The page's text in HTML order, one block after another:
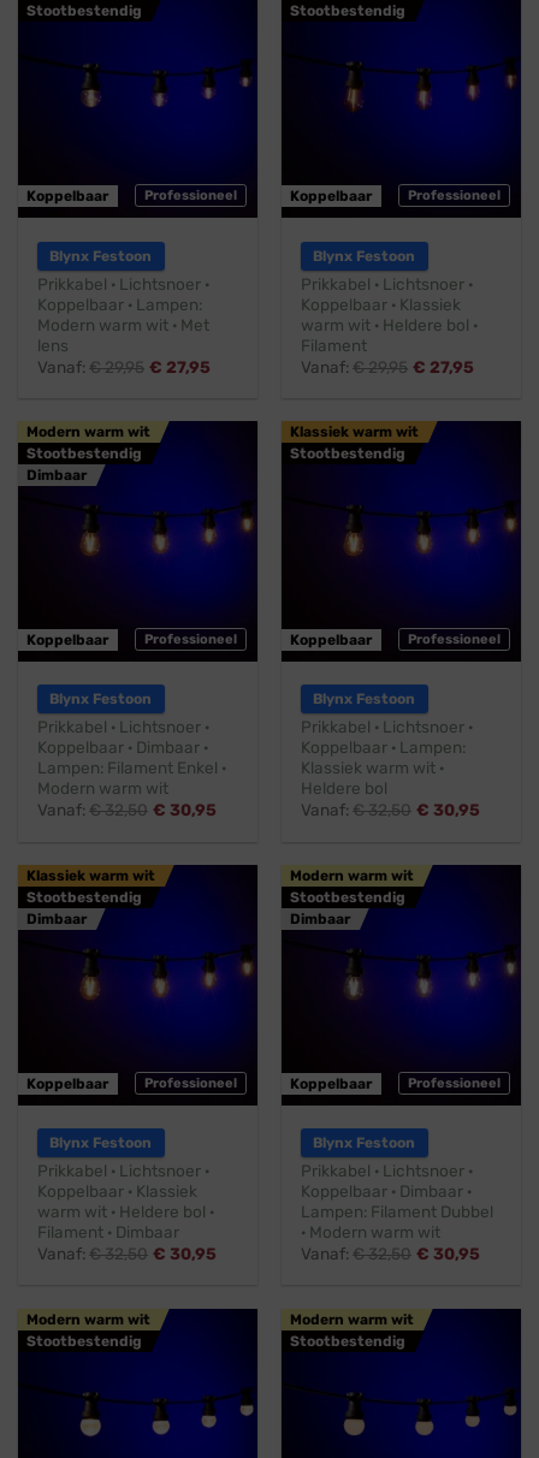
Professioneel
Stootbestendig
Koppelbaar
Blynx Festoon
Prikkabel · Lichtsnoer ·
Koppelbaar · Lampen:
Modern warm wit · Met
lens
Vanaf:€29,95 € 27,95
Professioneel
Stootbestendig
Koppelbaar
Blynx Festoon
Prikkabel · Lichtsnoer ·
Koppelbaar · Klassiek
warm wit · Heldere bol ·
Filament
Vanaf:€29,95 € 27,95
Professioneel
Modern warm wit
Stootbestendig
Dimbaar
Koppelbaar
Blynx Festoon
Prikkabel · Lichtsnoer ·
Koppelbaar · Dimbaar ·
Lampen: Filament Enkel ·
Modern warm wit
Vanaf:€32,50 € 30,95
Professioneel
Klassiek warm wit
Stootbestendig
Koppelbaar
Blynx Festoon
Prikkabel · Lichtsnoer ·
Koppelbaar · Lampen:
Klassiek warm wit ·
Heldere bol
Vanaf:€32,50 € 30,95
Professioneel
Klassiek warm wit
Stootbestendig
Dimbaar
Koppelbaar
Blynx Festoon
Prikkabel · Lichtsnoer ·
Koppelbaar · Klassiek
warm wit · Heldere bol ·
Filament · Dimbaar
Vanaf:€32,50 € 30,95
Professioneel
Modern warm wit
Stootbestendig
Dimbaar
Koppelbaar
Blynx Festoon
Prikkabel · Lichtsnoer ·
Koppelbaar · Dimbaar ·
Lampen: Filament Dubbel
· Modern warm wit
Vanaf:€32,50 € 30,95
Modern warm wit
Stootbestendig
Modern warm wit
Stootbestendig